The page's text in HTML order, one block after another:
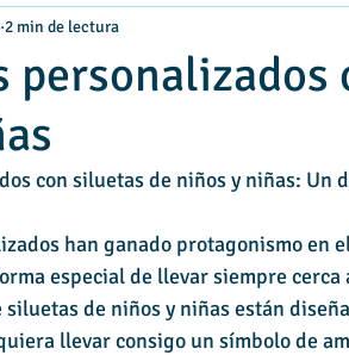
personalizados
2 min de lectura
con siluetas de niños y niñas: Un
han ganado protagonismo en
especial de llevar siempre cerca
de niños y niñas están
llevar consigo un símbolo de